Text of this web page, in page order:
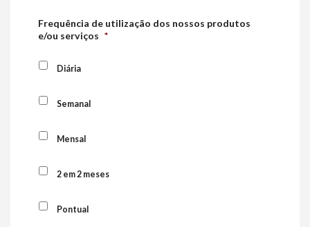
Frequência de utilização dos nossos produtos
e/ou serviços *
Diária
Semanal
Mensal
2 em 2 meses
Pontual